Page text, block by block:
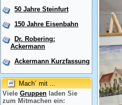
50 Jahre Steinfurt
150 Jahre Eisenbahn
Dr. Robering:
Ackermann
Ackermann Kurzfassung
Mach´ mit ...
Viele Gruppen laden Sie
zum Mitmachen ein: